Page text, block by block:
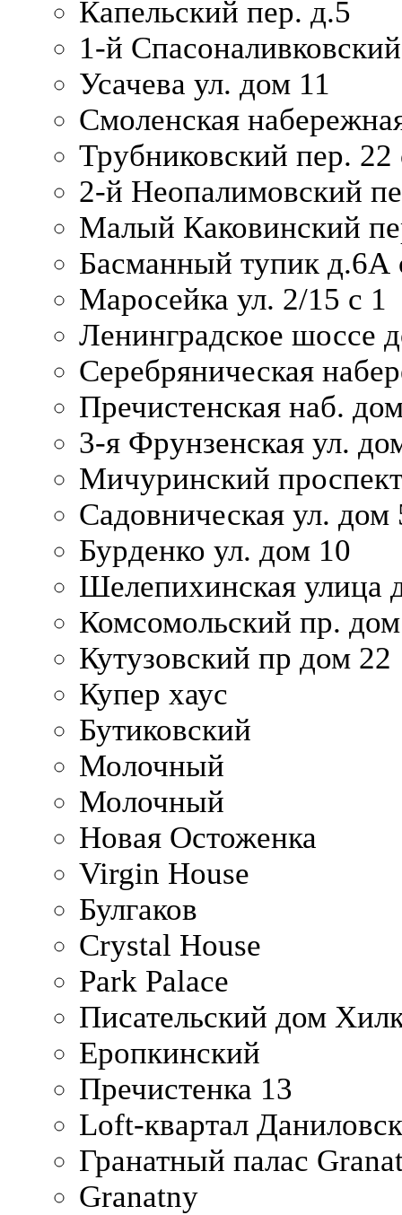
Капельский пер. д.5
1-й
Усачева ул. дом 11
Смоленская
Трубниковский пер. 22
2-й Неопалимовский
Малый Каковинский
Басманный тупик д.6А
Маросейка ул. 2/15 с 1
Ленинградское шоссе
Серебряническая
Пречистенская наб.
3-я Фрунзенская ул.
Мичуринский
Садовническая ул. дом
Бурденко ул. дом 10
Шелепихинская улица
Комсомольский пр.
Кутузовский пр дом 22
Купер хаус
Бутиковский
Молочный
Молочный
Новая Остоженка
Virgin House
Булгаков
Crystal House
Park Palace
Писательский дом
Еропкинский
Пречистенка 13
Loft-квартал
Гранатный палас
Granatny